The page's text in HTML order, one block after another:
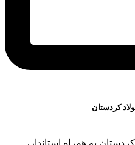
کردستان
به همراه استاندار،